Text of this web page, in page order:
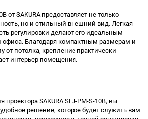
от SAKURA предоставляет не только
но и стильный внешний вид. Легкая
регулировки делают его идеальным
Благодаря компактным размерам и
от потолка, крепление практически
интерьер помещения.
SAKURA SLJ-PM-S-10B, вы
решение, которое будет служить вам